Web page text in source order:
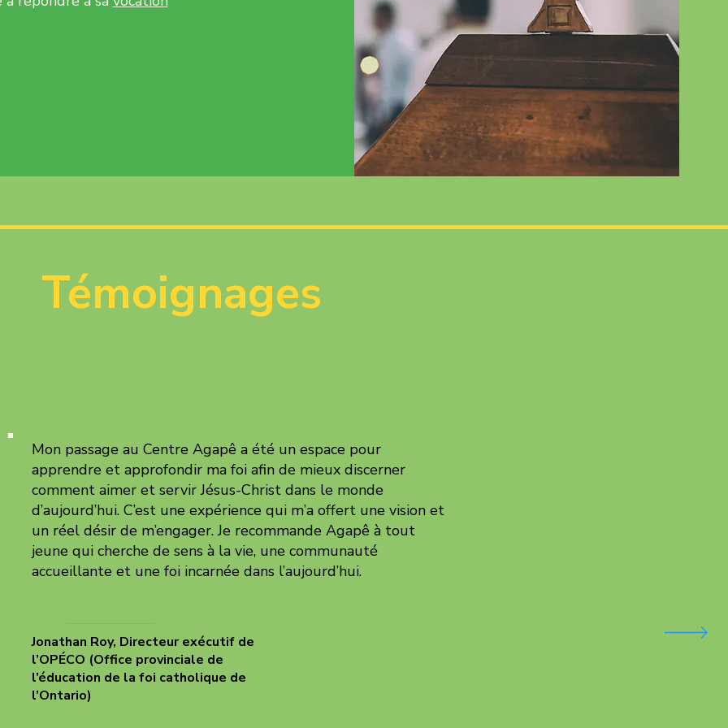
Témoignages
Mon passage au Centre Agapê a été un espace pour
apprendre et approfondir ma foi afin de mieux discerner
comment aimer et servir Jésus-Christ dans le monde
d’aujourd’hui. C’est une expérience qui m’a offert une vision et
un réel désir de m’engager. Je recommande Agapê à tout
jeune qui cherche de sens à la vie, une communauté
accueillante et une foi incarnée dans l’aujourd’hui.
Jonathan Roy, Directeur exécutif de
l’OPÉCO (Office provinciale de
l’éducation de la foi catholique de
l’Ontario)